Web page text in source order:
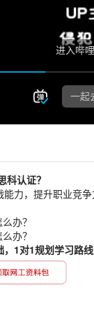
科认证？
力，提升职业竞
办？
办？
，1对1规划学习路